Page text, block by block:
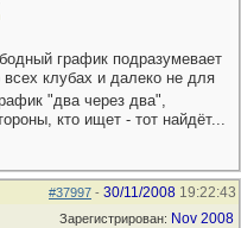
график подразумевает
клубах и далеко не для
"два через два",
кто ищет - тот найдёт...
#37997 - 30/11/2008 19:22:43
Зарегистрирован: Nov 2008